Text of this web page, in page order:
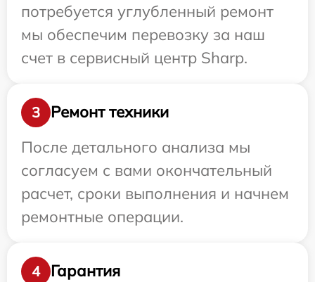
потребуется углубленный ремонт
мы обеспечим перевозку за наш
счет в сервисный центр Sharp.
3
Ремонт техники
После детального анализа мы
согласуем с вами окончательный
расчет, сроки выполнения и начнем
ремонтные операции.
4
Гарантия